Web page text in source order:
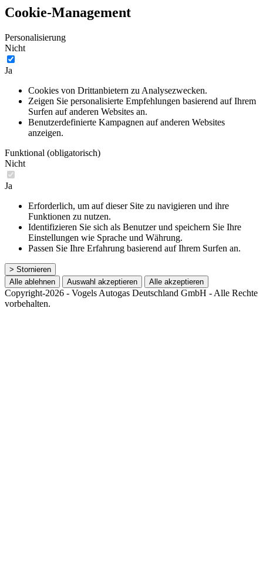
Cookie-Management
Personalisierung
Nicht
Ja
Cookies von Drittanbietern zu Analysezwecken.
Zeigen Sie personalisierte Empfehlungen basierend auf Ihrem
Surfen auf anderen Websites an.
Benutzerdefinierte Kampagnen auf anderen Websites
anzeigen.
Funktional (obligatorisch)
Nicht
Ja
Erforderlich, um auf dieser Site zu navigieren und ihre
Funktionen zu nutzen.
Identifizieren Sie sich als Benutzer und speichern Sie Ihre
Einstellungen wie Sprache und Währung.
Passen Sie Ihre Erfahrung basierend auf Ihrem Surfen an.
> Stornieren
Alle ablehnen
Auswahl akzeptieren Alle akzeptieren
Copyright-2026 - Vogels Autogas Deutschland GmbH - Alle Rechte
vorbehalten.